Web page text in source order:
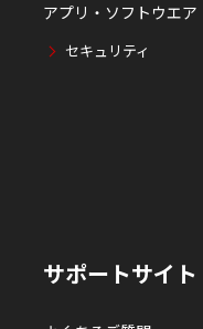
アプリ・ソフトウエア
セキュリティ
サポートサイト